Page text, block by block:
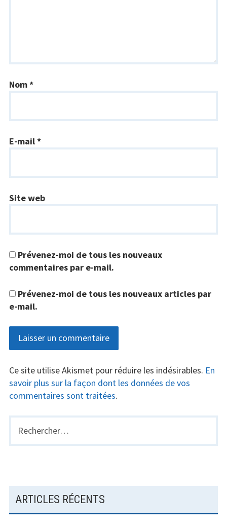
Nom*
E-mail*
Site web
Prévenez-moi de tous les nouveaux
commentaires par e-mail.
Prévenez-moi de tous les nouveaux articles par
e-mail.
Ce site utilise Akismet pour réduire les indésirables. En
savoir plus sur la façon dont les données de vos
commentaires sont traitées.
BARRE
LATÉRALE
Rechercher :
ARTICLES RÉCENTS